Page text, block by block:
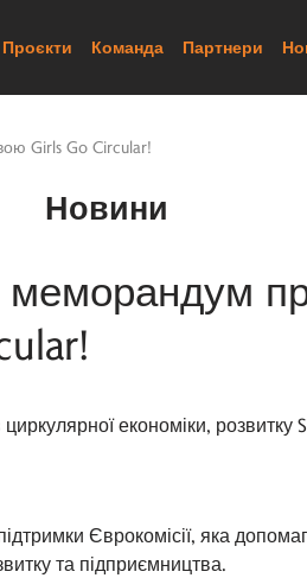
Проєкти Команда Партнери
Girls Go Circular!
Новини
меморандум
економіки, розвитку
Єврокомісії, яка
та підприємництва.